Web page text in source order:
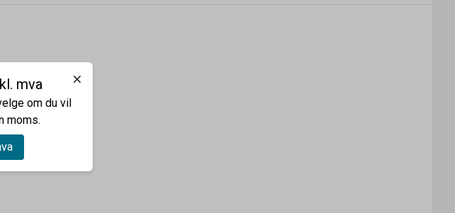
mva
om du vil
moms.